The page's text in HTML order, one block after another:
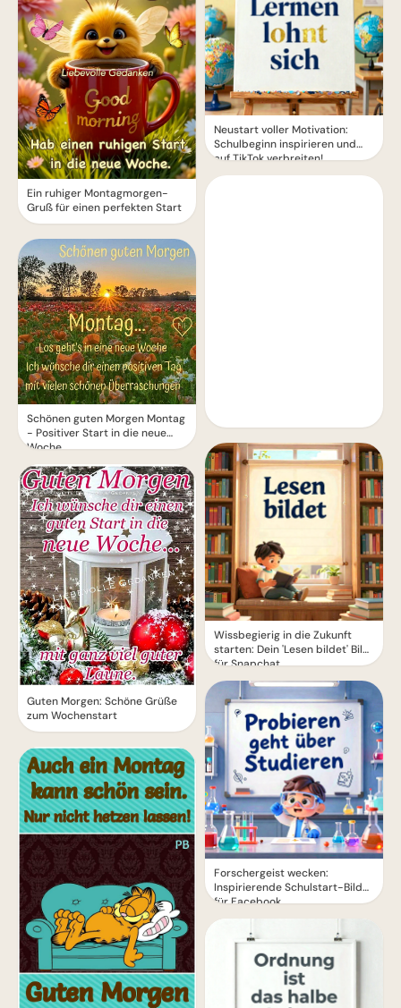
Ein ruhiger Montagmorgen-
Gruß für einen perfekten Start
Schönen guten Morgen Montag
- Positiver Start in die neue
Woche
Guten Morgen: Schöne Grüße
zum Wochenstart
Neustart voller Motivation:
Schulbeginn inspirieren und
auf TikTok verbreiten!
Wissbegierig in die Zukunft
starten: Dein 'Lesen bildet' Bild
für Snapchat
Forschergeist wecken:
Inspirierende Schulstart-Bilder
für Facebook